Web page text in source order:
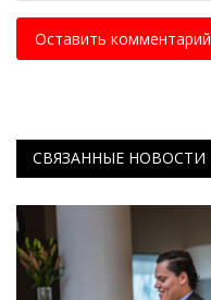
Оставить комментарий
СВЯЗАННЫЕ НОВОСТИ